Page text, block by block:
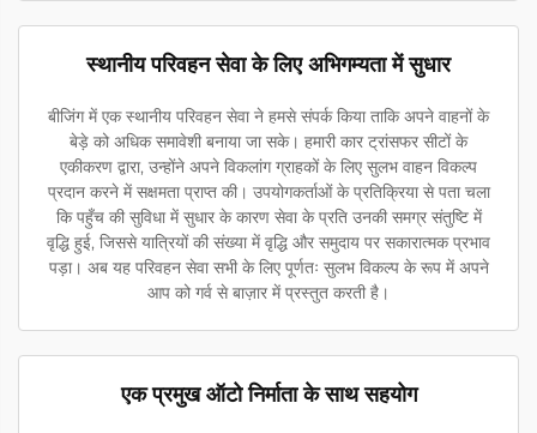
स्थानीय परिवहन सेवा के लिए अभिगम्यता में सुधार
बीजिंग में एक स्थानीय परिवहन सेवा ने हमसे संपर्क किया ताकि अपने वाहनों के
बेड़े को अधिक समावेशी बनाया जा सके। हमारी कार ट्रांसफर सीटों के
एकीकरण द्वारा, उन्होंने अपने विकलांग ग्राहकों के लिए सुलभ वाहन विकल्प
प्रदान करने में सक्षमता प्राप्त की। उपयोगकर्ताओं के प्रतिक्रिया से पता चला
कि पहुँच की सुविधा में सुधार के कारण सेवा के प्रति उनकी समग्र संतुष्टि में
वृद्धि हुई, जिससे यात्रियों की संख्या में वृद्धि और समुदाय पर सकारात्मक प्रभाव
पड़ा। अब यह परिवहन सेवा सभी के लिए पूर्णतः सुलभ विकल्प के रूप में अपने
आप को गर्व से बाज़ार में प्रस्तुत करती है।
एक प्रमुख ऑटो निर्माता के साथ सहयोग